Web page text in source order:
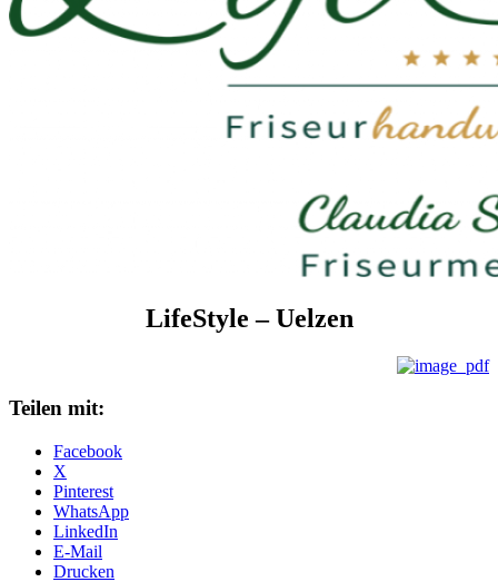
LifeStyle – Uelzen
Teilen mit:
Facebook
X
Pinterest
WhatsApp
LinkedIn
E-Mail
Drucken